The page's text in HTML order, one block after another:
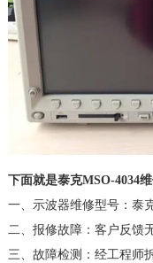
下面就是泰克MSO-4034
一、示波器维修型号：泰
二、报修故障：客户反馈
三、故障检测：经工程师